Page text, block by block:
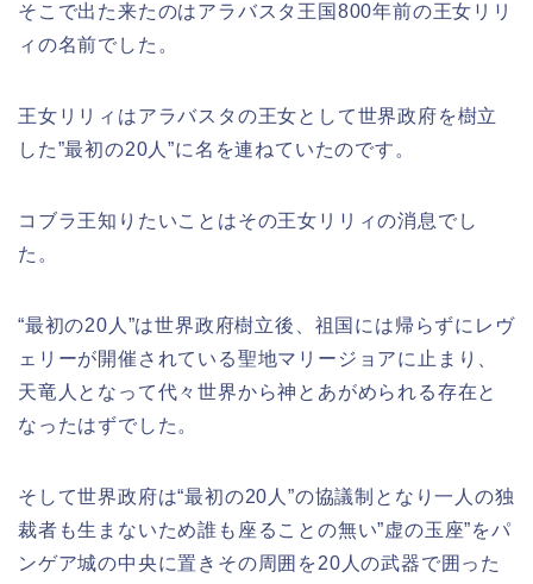
そこで出た来たのはアラバスタ王国800年前の王女リリ
ィの名前でした。
王女リリィはアラバスタの王女として世界政府を樹立
した”最初の20人”に名を連ねていたのです。
コブラ王知りたいことはその王女リリィの消息でし
た。
“最初の20人”は世界政府樹立後、祖国には帰らずにレヴ
ェリーが開催されている聖地マリージョアに止まり、
天竜人となって代々世界から神とあがめられる存在と
なったはずでした。
そして世界政府は“最初の20人”の協議制となり一人の独
裁者も生まないため誰も座ることの無い”虚の玉座”をパ
ンゲア城の中央に置きその周囲を20人の武器で囲った